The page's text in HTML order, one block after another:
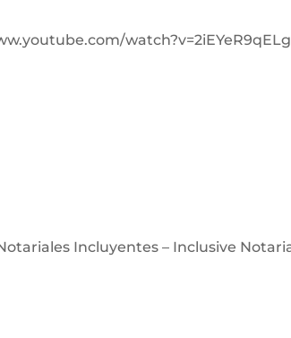
watch?v=2iEYeR9qELg
Incluyentes – Inclusive